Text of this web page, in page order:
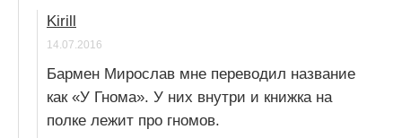
Kirill
14.07.2016
Бармен Мирослав мне переводил название
как «У Гнома». У них внутри и книжка на
полке лежит про гномов.